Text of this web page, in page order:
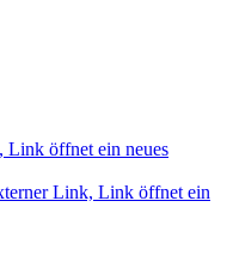
Link öffnet ein neues
Link, Link öffnet ein